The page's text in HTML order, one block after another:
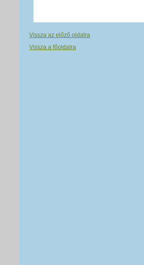
Vissza az előző oldalra
Vissza a főoldalra